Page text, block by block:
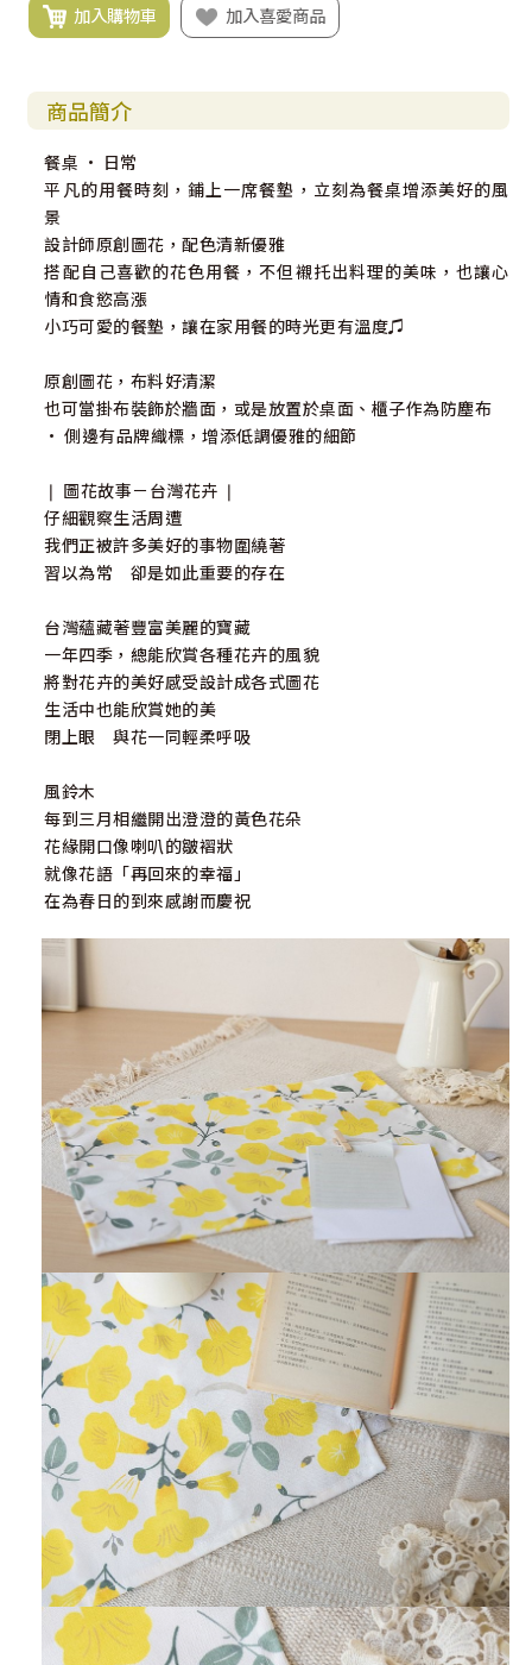
加入購物車 加入喜愛商品
商品簡介
餐桌 · 日常
平凡的用餐時刻，鋪上一席餐墊，立刻為餐桌增添美好的風
景
設計師原創圖花，配色清新優雅
搭配自己喜歡的花色用餐，不但襯托出料理的美味，也讓心
情和食慾高漲
小巧可愛的餐墊，讓在家用餐的時光更有溫度♫
原創圖花，布料好清潔
也可當掛布裝飾於牆面，或是放置於桌面、櫃子作為防塵布
• 側邊有品牌織標，增添低調優雅的細節
❘ 圖花故事－台灣花卉 ❘
仔細觀察生活周遭
我們正被許多美好的事物圍繞著
習以為常 卻是如此重要的存在
台灣蘊藏著豐富美麗的寶藏
一年四季，總能欣賞各種花卉的風貌
將對花卉的美好感受設計成各式圖花
生活中也能欣賞她的美
閉上眼 與花一同輕柔呼吸
風鈴木
每到三月相繼開出澄澄的黃色花朵
花緣開口像喇叭的皺褶狀
就像花語「再回來的幸福」
在為春日的到來感謝而慶祝